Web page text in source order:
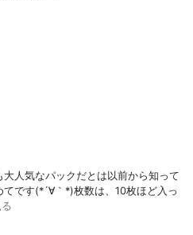
人気なパックだとは以前から知って
です(*´∀｀*)枚数は、10枚ほど入っ